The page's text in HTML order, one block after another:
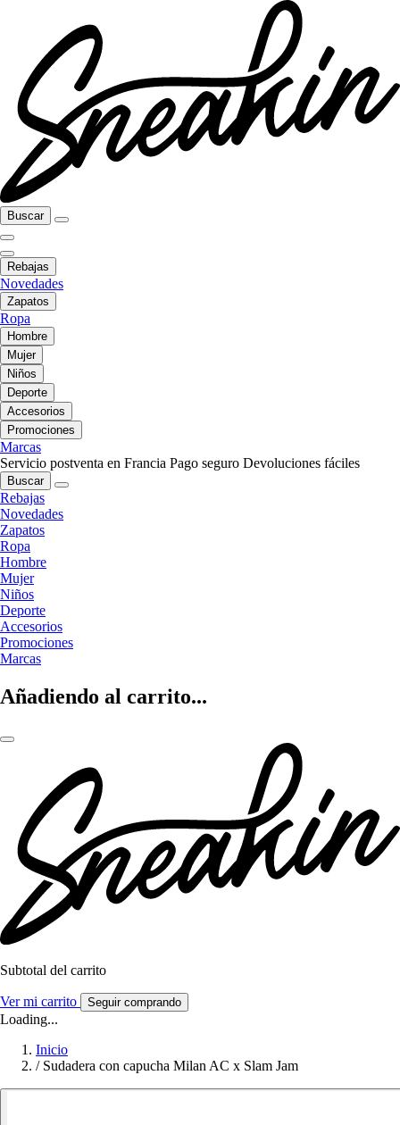
Buscar
Rebajas
Novedades
Zapatos
Ropa
Hombre
Mujer
Niños
Deporte
Accesorios
Promociones
Marcas
Servicio postventa en Francia Pago seguro Devoluciones fáciles
Buscar
Rebajas
Novedades
Zapatos
Ropa
Hombre
Mujer
Niños
Deporte
Accesorios
Promociones
Marcas
Añadiendo al carrito...
Subtotal del carrito
Ver mi carrito Seguir comprando
Loading...
Inicio
/ Sudadera con capucha Milan AC x Slam Jam